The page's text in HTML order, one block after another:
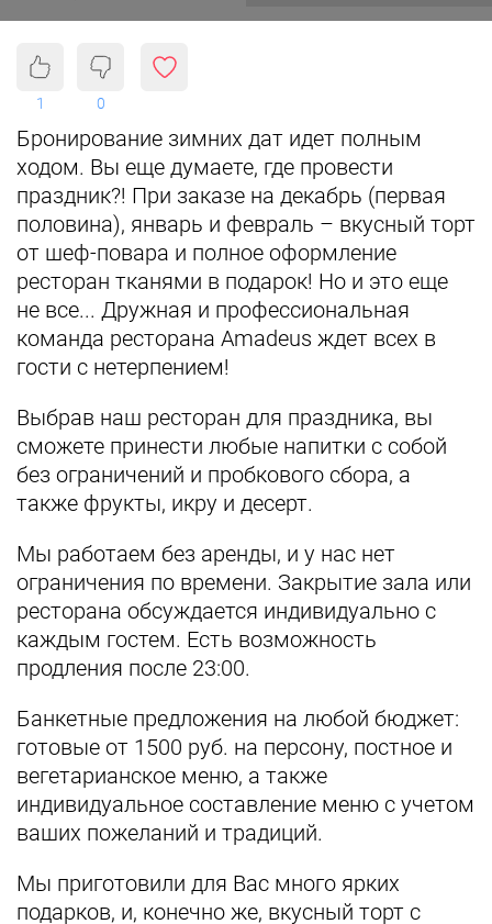
1 0
Бронирование зимних дат идет полным
ходом. Вы еще думаете, где провести
праздник?! При заказе на декабрь (первая
половина), январь и февраль – вкусный торт
от шеф-повара и полное оформление
ресторан тканями в подарок! Но и это еще
не все... Дружная и профессиональная
команда ресторана Amadeus ждет всех в
гости с нетерпением!
Выбрав наш ресторан для праздника, вы
сможете принести любые напитки с собой
без ограничений и пробкового сбора, а
также фрукты, икру и десерт.
Мы работаем без аренды, и у нас нет
ограничения по времени. Закрытие зала или
ресторана обсуждается индивидуально с
каждым гостем. Есть возможность
продления после 23:00.
Банкетные предложения на любой бюджет:
готовые от 1500 руб. на персону, постное и
вегетарианское меню, а также
индивидуальное составление меню с учетом
ваших пожеланий и традиций.
Мы приготовили для Вас много ярких
подарков, и, конечно же, вкусный торт с